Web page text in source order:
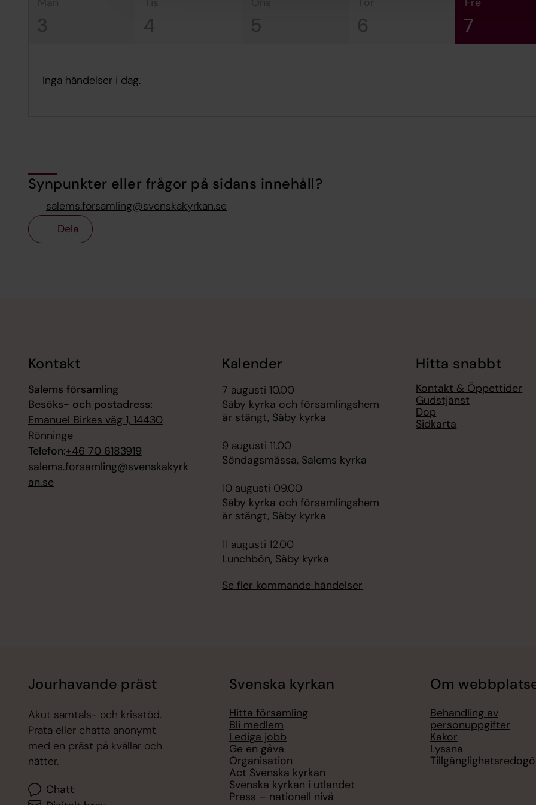
4 6 7
Inga händelser i dag.
Synpunkter eller frågor på sidans innehåll?
salems.forsamling@svenskakyrkan.se
Dela
Kontakt
Salems församling
Besöks- och postadress:
Emanuel Birkes väg 1, 14430
Rönninge
Telefon:+46 70 6183919
salems.forsamling@svenskakyrk
an.se
Kalender
7 augusti 10.00
Säby kyrka och församlingshem
är stängt, Säby kyrka
9 augusti 11.00
Söndagsmässa, Salems kyrka
10 augusti 09.00
Säby kyrka och församlingshem
är stängt, Säby kyrka
11 augusti 12.00
Lunchbön, Säby kyrka
Se fler kommande händelser
Hitta snabbt
Kontakt & Öppettider
Gudstjänst
Dop
Sidkarta
Jourhavande präst
Akut samtals- och krisstöd.
Prata eller chatta anonymt
med en präst på kvällar och
nätter.
Chatt
Svenska kyrkan
Hitta församling
Bli medlem
Lediga jobb
Ge en gåva
Organisation
Act Svenska kyrkan
Svenska kyrkan i utlandet
Press – nationell nivå
Om
Behandling av
personuppgifter
Kakor
Lyssna